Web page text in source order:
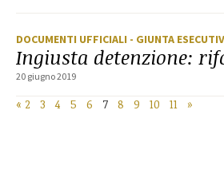
DOCUMENTI UFFICIALI - GIUNTA
Ingiusta detenzione:
20 giugno 2019
« 2 3 4 5 6 7 8 9 10 11 »